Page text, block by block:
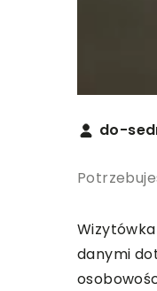
do-
danymi